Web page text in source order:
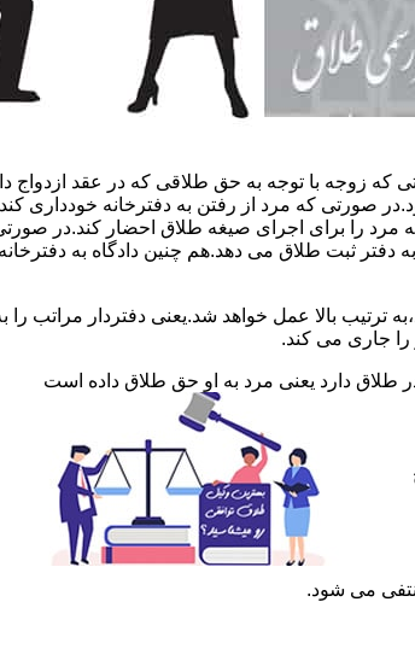
زوجه با توجه به حق طلاقی که در عقد ازدواج
صورتی که مرد از رفتن به دفترخانه خودداری
مرد را برای اجرای صیغه طلاق احضار کند.در
ثبت طلاق می دهد.هم چنین دادگاه به
بالا عمل خواهد شد.یعنی دفتردار مراتب
را جاری می کند.
طلاق دارد یعنی مرد به او حق طلاق داده است
می شود.